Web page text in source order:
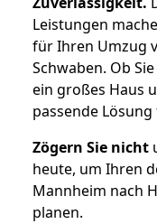
Leistungen
für Ihren Umzug
Schwaben. Ob
ein großes Haus
passende Lösung
Zögern Sie nicht
heute, um Ihren
Mannheim nach
planen.